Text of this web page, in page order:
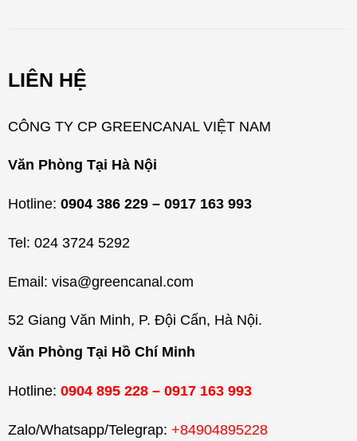
m
c
LIÊN HỆ
CÔNG TY CP GREENCANAL VIỆT NAM
Văn Phòng Tại Hà Nội
Hotline: 0904 386 229 – 0917 163 993
Tel: 024 3724 5292
Email: visa@greencanal.com
52 Giang Văn Minh, P. Đội Cấn, Hà Nội.
Văn Phòng Tại Hồ Chí Minh
Hotline: 0904 895 228 – 0917 163 993
Zalo/Whatsapp/Telegrap: +84904895228